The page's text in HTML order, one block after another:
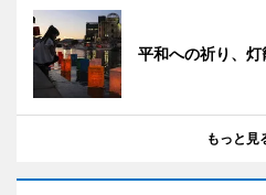
平和への祈り、灯
もっと見